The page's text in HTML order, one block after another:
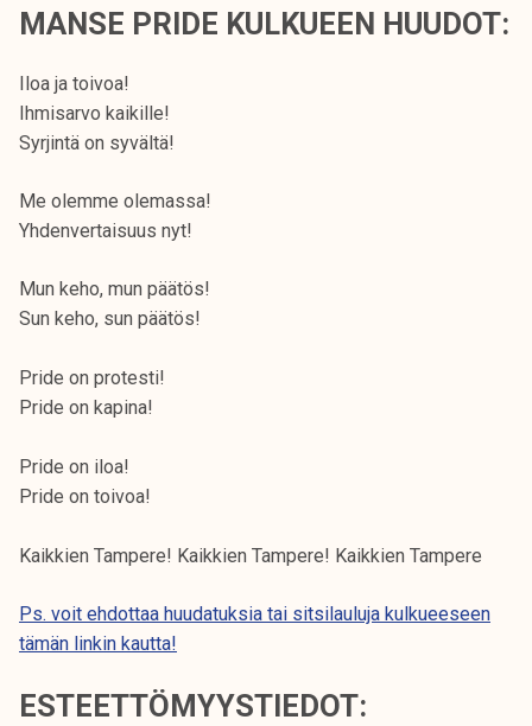
MANSE PRIDE KULKUEEN HUUDOT:
Iloa ja toivoa!
Ihmisarvo kaikille!
Syrjintä on syvältä!
Me olemme olemassa!
Yhdenvertaisuus nyt!
Mun keho, mun päätös!
Sun keho, sun päätös!
Pride on protesti!
Pride on kapina!
Pride on iloa!
Pride on toivoa!
Kaikkien Tampere! Kaikkien Tampere! Kaikkien Tampere
Ps. voit ehdottaa huudatuksia tai sitsilauluja kulkueeseen
tämän linkin kautta!
ESTEETTÖMYYSTIEDOT: